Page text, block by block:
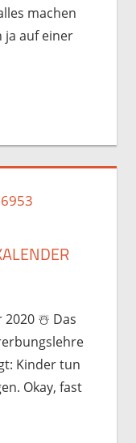
machen
ja auf einer
2020 ☃️️ Das
Kinder tun
Okay, fast